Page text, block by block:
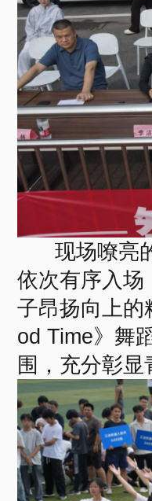
现场嘹亮
依次有序入场
子昂扬向上的
od Time》舞
围，充分彰